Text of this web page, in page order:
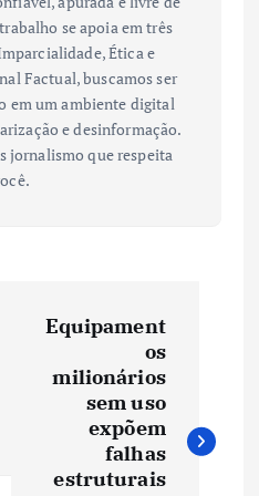
se apoia em três
Ética e
Factual, buscamos ser
em um ambiente digital
e desinformação.
jornalismo que respeita
Equipament
os
milionários
sem uso
expõem
falhas
estruturais